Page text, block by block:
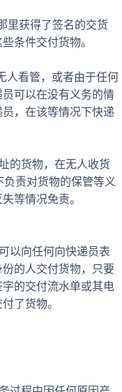
里获得了签名的交货
条件交付货物。
人看管，或者由于任何
可以在没有义务的情
，在该等情况下快递
的货物，在无人收货
责对货物的保管等义
等情况免责。
以向任何向快递员表
的人交付货物，只要
的交付流水单或其电
了货物。